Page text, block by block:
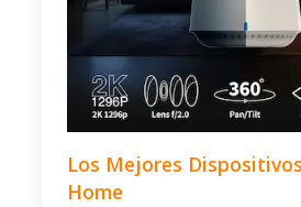
Los Mejores
Home